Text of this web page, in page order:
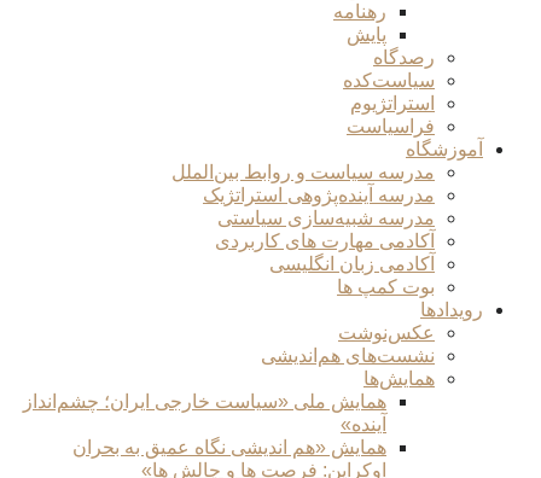
رهنامه
پایش
رصدگاه
سیاست‌کده
استراتژیوم
فراسیاست
آموزشگاه
مدرسه سیاست و روابط بین‌الملل
مدرسه آینده‌پژوهی استراتژیک
مدرسه شبیه‌سازی سیاستی
آکادمی مهارت های کاربردی
آکادمی زبان انگلیسی
بوت کمپ ها
رویدادها
عکس‌نوشت
نشست‌های هم‌اندیشی
همایش‌ها
همایش ملی «سیاست خارجی ایران؛ چشم‌انداز
آینده»
همایش «هم اندیشی نگاه عمیق به بحران
اوکراین: فرصت ها و چالش ها»